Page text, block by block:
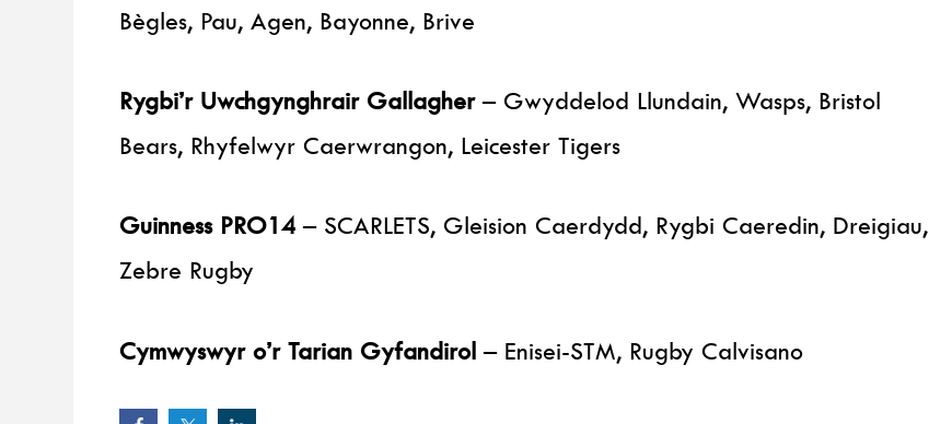
Bègles, Pau, Agen, Bayonne, Brive
Rygbi’r Uwchgynghrair Gallagher– Gwyddelod Llundain, Wasps, Bristol
Bears, Rhyfelwyr Caerwrangon, Leicester Tigers
Guinness PRO14 – SCARLETS, Gleision Caerdydd, Rygbi Caeredin, Dreigiau,
Zebre Rugby
Cymwyswyr o’r Tarian Gyfandirol – Enisei-STM, Rugby Calvisano